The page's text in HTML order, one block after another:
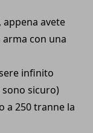
avete
con una
infinito
sono sicuro)
a 250 tranne la